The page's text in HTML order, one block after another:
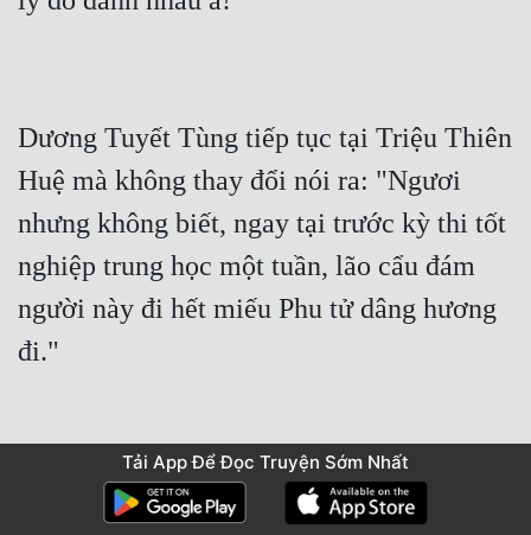
Dương Tuyết Tùng tiếp tục tại Triệu Thiên
Huệ mà không thay đổi nói ra: "Ngươi
nhưng không biết, ngay tại trước kỳ thi tốt
nghiệp trung học một tuần, lão cẩu đám
người này đi hết miếu Phu tử dâng hương
đi."
Triệu Thiên Huệ hơi nghi hoặc một chút:
Tải App Để Đọc Truyện Sớm Nhất